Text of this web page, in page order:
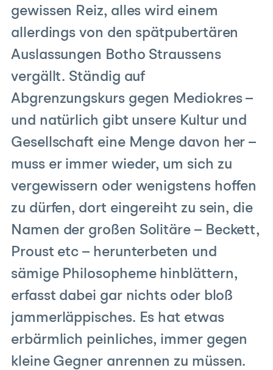
gewissen Reiz, alles wird einem
allerdings von den spätpubertären
Auslassungen Botho Straussens
vergällt. Ständig auf
Abgrenzungskurs gegen Mediokres –
und natürlich gibt unsere Kultur und
Gesellschaft eine Menge davon her –
muss er immer wieder, um sich zu
vergewissern oder wenigstens hoffen
zu dürfen, dort eingereiht zu sein, die
Namen der großen Solitäre – Beckett,
Proust etc – herunterbeten und
sämige Philosopheme hinblättern,
erfasst dabei gar nichts oder bloß
jammerläppisches. Es hat etwas
erbärmlich peinliches, immer gegen
kleine Gegner anrennen zu müssen.